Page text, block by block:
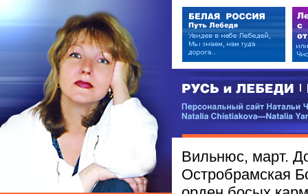
РУСЬ и ЛЕБЕДИ | RUSI —
Персональный сайт Натальи
Вильнюс, март.
Остробрамская